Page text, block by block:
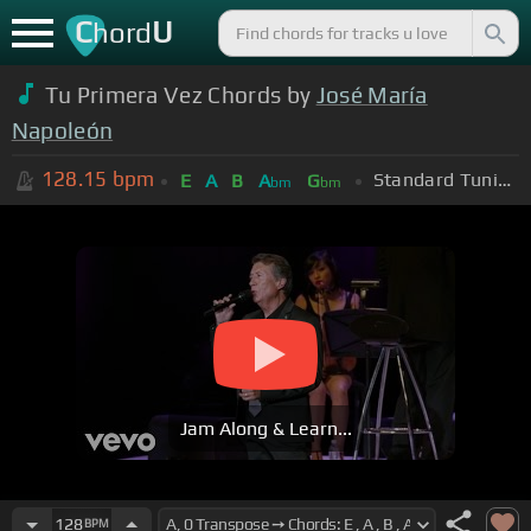
ChordU
Tu Primera Vez Chords by José María
Napoleón
128.15 bpm E A B Abm Gbm Standard Tuning (EADGBE)
Jam Along & Learn...
128BPM